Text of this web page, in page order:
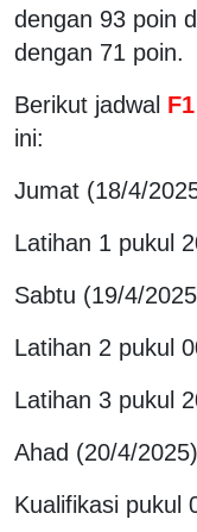
dengan 93 poin
dengan 71 poin.
Berikut jadwal F1
ini:
Jumat (18/4/
Latihan 1 pukul
Sabtu (19/4/
Latihan 2 pukul
Latihan 3 pukul
Ahad (20/4/2025)
Kualifikasi pukul